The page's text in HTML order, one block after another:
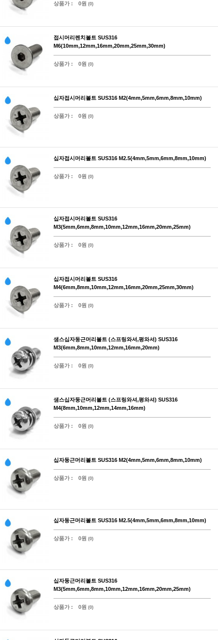
상품가 : 0원 (0)
접시머리렌치볼트 SUS316
M6(10mm,12mm,16mm,20mm,25mm,30mm)
상품가 : 0원 (0)
십자접시머리볼트 SUS316 M2(4mm,5mm,6mm,8mm,10mm)
상품가 : 0원 (0)
십자접시머리볼트 SUS316 M2.5(4mm,5mm,6mm,8mm,10mm)
상품가 : 0원 (0)
십자접시머리볼트 SUS316
M3(5mm,6mm,8mm,10mm,12mm,16mm,20mm,25mm)
상품가 : 0원 (0)
십자접시머리볼트 SUS316
M4(6mm,8mm,10mm,12mm,16mm,20mm,25mm,30mm)
상품가 : 0원 (0)
샘스십자둥근머리볼트 (스프링와셔,평와셔) SUS316
M3(6mm,8mm,10mm,12mm,16mm,20mm)
상품가 : 0원 (0)
샘스십자둥근머리볼트 (스프링와셔,평와셔) SUS316
M4(8mm,10mm,12mm,14mm,16mm)
상품가 : 0원 (0)
십자둥근머리볼트 SUS316 M2(4mm,5mm,6mm,8mm,10mm)
상품가 : 0원 (0)
십자둥근머리볼트 SUS316 M2.5(4mm,5mm,6mm,8mm,10mm)
상품가 : 0원 (0)
십자둥근머리볼트 SUS316
M3(5mm,6mm,8mm,10mm,12mm,16mm,20mm,25mm)
상품가 : 0원 (0)